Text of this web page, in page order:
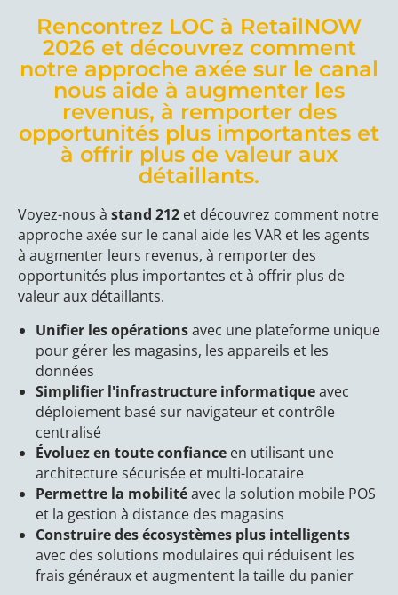
Rencontrez LOC à RetailNOW
2026 et découvrez comment
notre approche axée sur le canal
nous aide à augmenter les
revenus, à remporter des
opportunités plus importantes et
à offrir plus de valeur aux
détaillants.
Voyez-nous à stand 212 et découvrez comment notre
approche axée sur le canal aide les VAR et les agents
à augmenter leurs revenus, à remporter des
opportunités plus importantes et à offrir plus de
valeur aux détaillants.
Unifier les opérationsavec une plateforme unique
pour gérer les magasins, les appareils et les
données
Simplifier l'infrastructure informatiqueavec
déploiement basé sur navigateur et contrôle
centralisé
Évoluez en toute confiance en utilisant une
architecture sécurisée et multi-locataire
Permettre la mobilitéavec la solution mobile POS
et la gestion à distance des magasins
Construire des écosystèmes plus intelligents
avec des solutions modulaires qui réduisent les
frais généraux et augmentent la taille du panier